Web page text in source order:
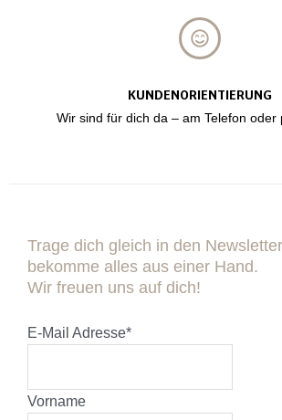
KUNDENORIENTIERUNG
Wir sind für dich da – am Telefon oder
Trage dich gleich in den
bekomme alles aus einer Hand.
Wir freuen uns auf dich!
E-Mail Adresse*
Vorname